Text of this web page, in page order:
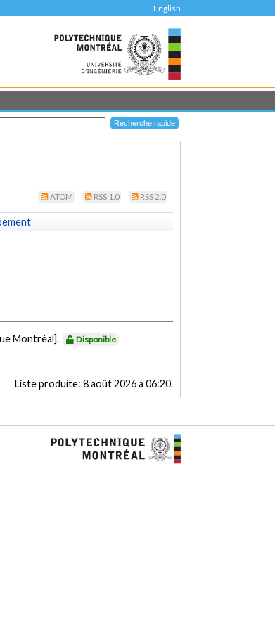
English
ATOM RSS 1.0 RSS 2.0
Montréal]. Disponible
Liste produite: 8 août 2026 à 06:20.